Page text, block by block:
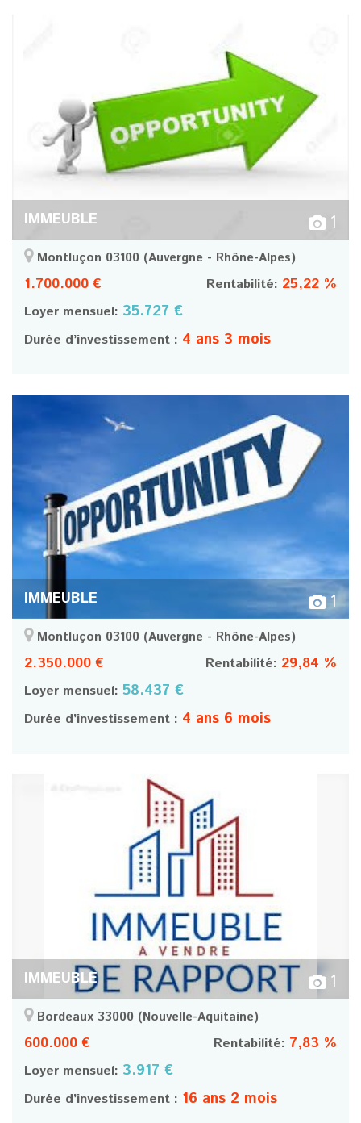
IMMEUBLE 1
Montluçon 03100 (Auvergne - Rhône-Alpes)
1.700.000 € Rentabilité: 25,22 %
Loyer mensuel: 35.727 €
Durée d’investissement : 4 ans 3 mois
IMMEUBLE 1
Montluçon 03100 (Auvergne - Rhône-Alpes)
2.350.000 € Rentabilité: 29,84 %
Loyer mensuel: 58.437 €
Durée d’investissement : 4 ans 6 mois
IMMEUBLE 1
Bordeaux 33000 (Nouvelle-Aquitaine)
600.000 € Rentabilité: 7,83 %
Loyer mensuel: 3.917 €
Durée d’investissement : 16 ans 2 mois